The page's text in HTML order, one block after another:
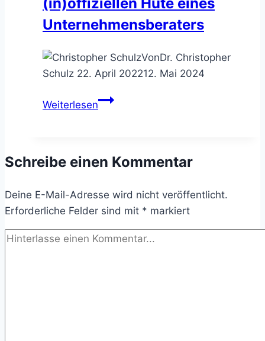
Unternehmensberaters
VonDr. Christopher
Schulz 22. April 202212. Mai 2024
WeiterlesenBeraterrollen
(in)offiziellen
eines
Unternehmensberaters
Schreibe einen Kommentar
Deine E-Mail-Adresse wird nicht veröffentlicht.
Erforderliche Felder sind mit * markiert